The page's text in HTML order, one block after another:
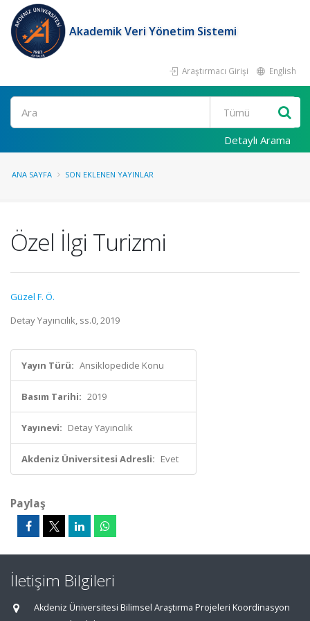
Akademik Veri Yönetim Sistemi
Araştırmacı Girişi English
Ara
Detaylı Arama
ANA SAYFA SON EKLENEN YAYINLAR
Özel İlgi Turizmi
Güzel F. Ö.
Detay Yayıncılık, ss.0, 2019
Yayın Türü: Ansiklopedide Konu
Basım Tarihi: 2019
Yayınevi: Detay Yayıncılık
Akdeniz Üniversitesi Adresli: Evet
Paylaş
İletişim Bilgileri
Akdeniz Üniversitesi Bilimsel Araştırma Projeleri Koordinasyon